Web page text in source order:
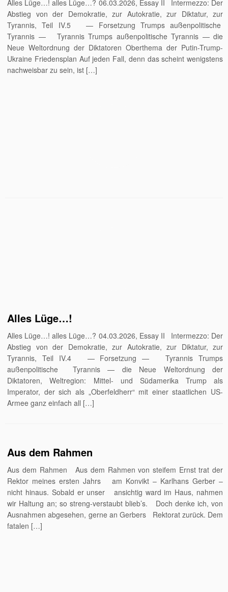
Alles Lüge…! alles Lüge…? 06.03.2026, Essay II Intermezzo: Der
Abstieg von der Demokratie, zur Autokratie, zur Diktatur, zur
Tyrannis, Teil IV.5 — Forsetzung Trumps außenpolitische
Tyrannis — Tyrannis Trumps außenpolitische Tyrannis — die
Neue Weltordnung der Diktatoren Oberthema der Putin-Trump-
Ukraine Friedensplan Auf jeden Fall, denn das scheint wenigstens
nachweisbar zu sein, ist […]
Alles Lüge…!
Alles Lüge…! alles Lüge…? 04.03.2026, Essay II Intermezzo: Der
Abstieg von der Demokratie, zur Autokratie, zur Diktatur, zur
Tyrannis, Teil IV.4 — Forsetzung — Tyrannis Trumps
außenpolitische Tyrannis — die Neue Weltordnung der
Diktatoren, Weltregion: Mittel- und Südamerika Trump als
Imperator, der sich als „Oberfeldherr“ mit einer staatlichen US-
Armee ganz einfach all […]
Aus dem Rahmen
Aus dem Rahmen Aus dem Rahmen von steifem Ernst trat der
Rektor meines ersten Jahrs am Konvikt – Karlhans Gerber –
nicht hinaus. Sobald er unser ansichtig ward im Haus, nahmen
wir Haltung an; so streng-verstaubt blieb’s. Doch denke ich, von
Ausnahmen abgesehen, gerne an Gerbers Rektorat zurück. Dem
fatalen […]